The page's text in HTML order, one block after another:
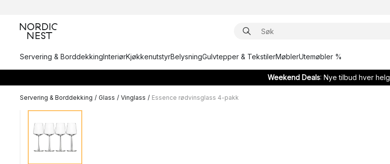
Servering & BorddekkingInteriørKjøkkenutstyrBelysningGulvtepper & TekstilerMøblerUtemøbler %
Weekend Deals: Nye tilbud hver helg
Servering & Borddekking / Glass / Vinglass / Essence rødvinsglass 4-pakk